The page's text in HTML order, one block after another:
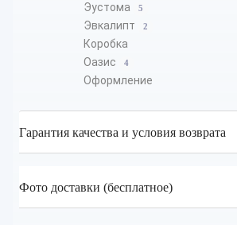
Эустома 5
Эвкалипт 2
Коробка
Оазис
4
Оформление
Гарантия качества и условия возврата
Фото доставки (бесплатное)